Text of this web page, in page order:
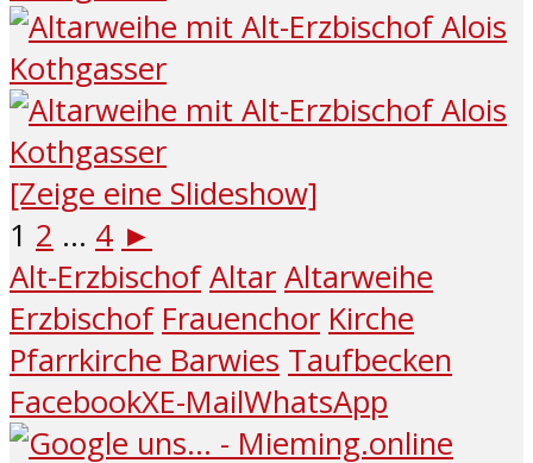
[Zeige eine Slideshow]
1 2 ... 4 ►
Alt-Erzbischof Altar Altarweihe
Erzbischof Frauenchor Kirche
Pfarrkirche Barwies Taufbecken
FacebookXE-MailWhatsApp